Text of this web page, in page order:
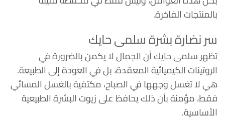
بالمنتجات الفاخرة.
سر نضارة بشرة سلمى حايك
تظهر سلمى حايك أن الجمال لا يكمن بالضرورة في
الروتينات الكيميائية المعقدة، بل في العودة إلى الطبيعة.
هي لا تغسل وجهها في الصباح، مكتفية بالغسل المسائي
فقط، مؤمنة بأن ذلك يحافظ على زيوت البشرة الطبيعية
الأساسية.